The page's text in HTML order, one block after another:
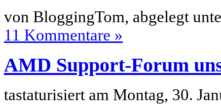
von BloggingTom, abgelegt
11 Kommentare »
AMD Support-Forum
tastaturisiert am Montag, 30.